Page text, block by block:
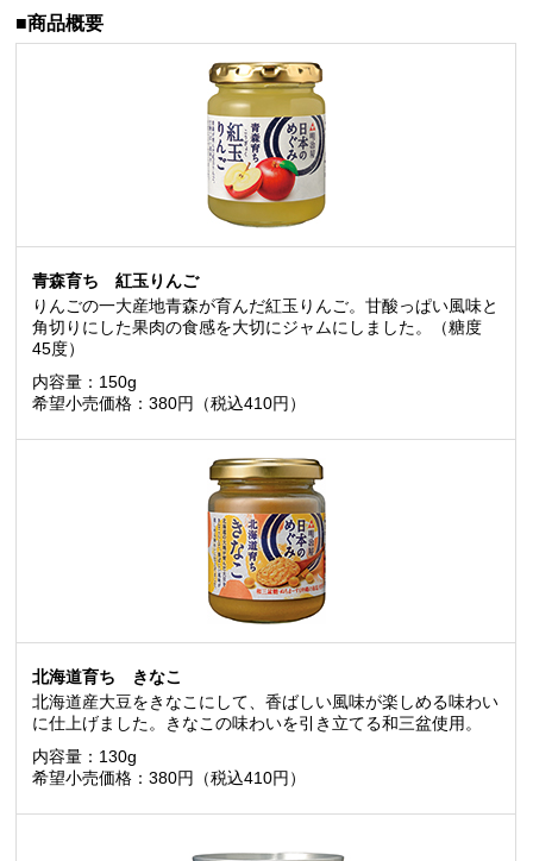
■商品概要
青森育ち 紅玉りんご
りんごの一大産地青森が育んだ紅玉りんご。甘酸っぱい風味と
角切りにした果肉の食感を大切にジャムにしました。（糖度
45度）
内容量：150g
希望小売価格：380円（税込410円）
北海道育ち きなこ
北海道産大豆をきなこにして、香ばしい風味が楽しめる味わい
に仕上げました。きなこの味わいを引き立てる和三盆使用。
内容量：130g
希望小売価格：380円（税込410円）